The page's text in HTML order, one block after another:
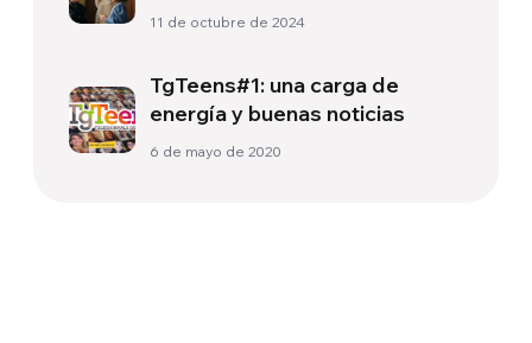
11 de octubre de 2024
TgTeens#1: una carga de
energía y buenas noticias
6 de mayo de 2020